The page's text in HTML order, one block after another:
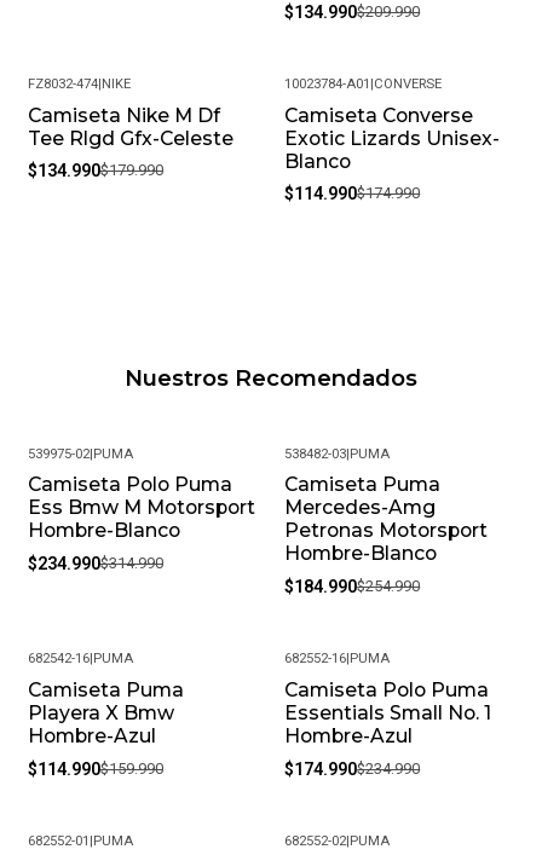
$134.990$209.990
-25%
FZ8032-474| NIKE
Camiseta Nike M Df
Tee Rlgd Gfx-Celeste
$134.990$179.990
-34%
10023784-A01 CONVERSE
Camiseta Converse
Exotic Lizards Unisex-
Blanco
$114.990$174.990
Nuestros Recomendados
-25%
539975-02|PUMA
Camiseta Polo Puma
Ess Bmw M Motorsport
Hombre-Blanco
$234.990$314.990
-27%
538482-03|PUMA
Camiseta Puma
Mercedes-Amg
Petronas Motorsport
Hombre-Blanco
$184.990$254.990
-28%
682542-16| PUMA
Camiseta Puma
Playera X Bmw
Hombre-Azul
$114.990$159.990
-26%
682552-16 PUMA
Camiseta Polo Puma
Essentials Small No. 1
Hombre-Azul
$174.990$234.990
682552-01 PUMA 682552-02| PUMA